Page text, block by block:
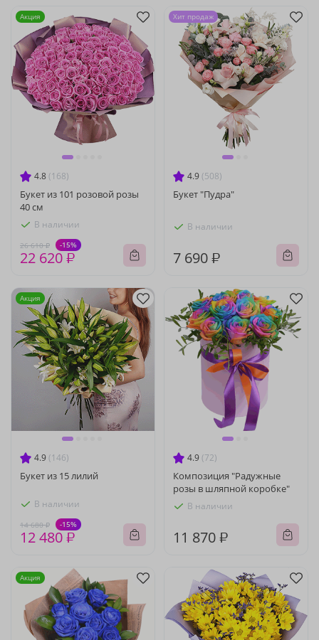
4.8 (168)
Букет из 101 розовой розы
40 см
В наличии
26 610 ₽ -15%
22 620 ₽
Акция
4.9 (508)
Букет "Пудра"
В наличии
7 690 ₽
Хит продаж
4.9 (146)
Букет из 15 лилий
В наличии
14 680 ₽ -15%
12 480 ₽
Акция
4.9 (72)
Композиция "Радужные
розы в шляпной коробке"
В наличии
11 870 ₽
Акция